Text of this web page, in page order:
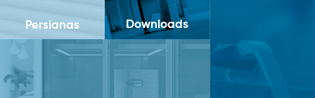
Persianas Downloads